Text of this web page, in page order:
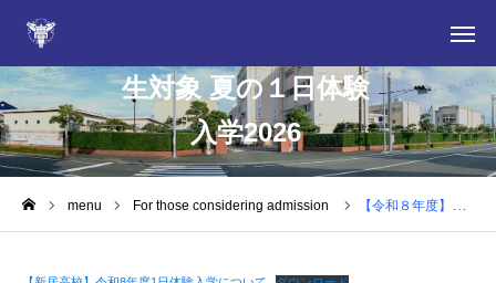
生対象 夏の１日体験
入学2026
menu For those considering admission 【令和８年度】中学生対象 夏の１日体験入学2026
For those considering admission
information